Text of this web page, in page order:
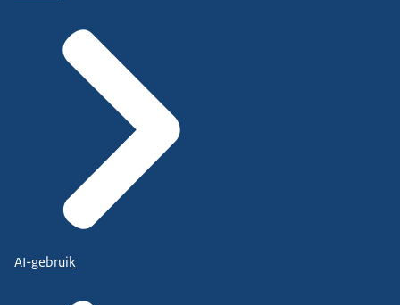
AI-gebruik